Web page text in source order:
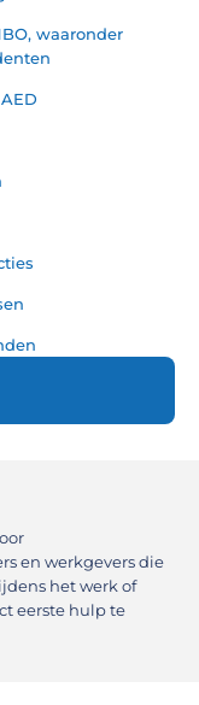
waaronder
en werkgevers die
het werk of
eerste hulp te